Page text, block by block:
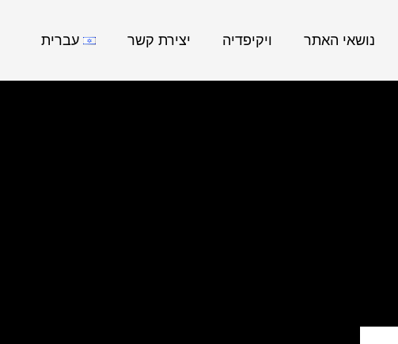
נושאי האתר ויקיפדיה יצירת קשר עברית